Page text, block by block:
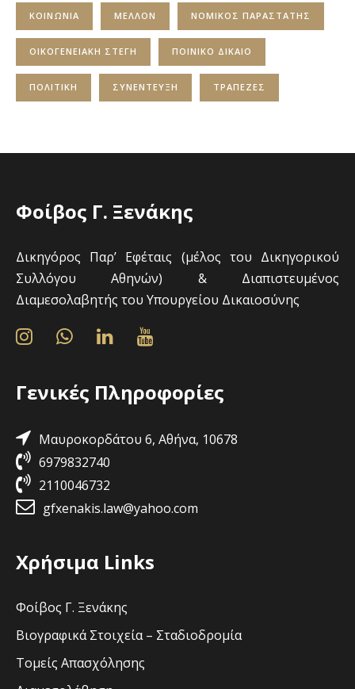
ΚΟΙΝΩΝΙΑ ΜΕΛΛΟΝ ΝΟΜΙΚΟΣ ΠΑΡΑΣΤΑΤΗΣ
ΟΙΚΟΓΕΝΕΙΑΚΗ ΣΤΕΓΗ ΠΟΙΝΙΚΟ ΔΙΚΑΙΟ
ΠΟΛΙΤΙΚΗ ΣΥΝΕΝΤΕΥΞΗ ΤΡΑΠΕΖΕΣ
Φοίβος Γ. Ξενάκης
Δικηγόρος Παρ’ Εφέταις (μέλος του Δικηγορικού
Συλλόγου Αθηνών) & Διαπιστευμένος
Διαμεσολαβητής του Υπουργείου Δικαιοσύνης
Γενικές Πληροφορίες
Μαυροκορδάτου 6, Αθήνα, 10678
6979832740
2110046732
gfxenakis.law@yahoo.com
Χρήσιμα Links
Φοίβος Γ. Ξενάκης
Βιογραφικά Στοιχεία – Σταδιοδρομία
Τομείς Απασχόλησης